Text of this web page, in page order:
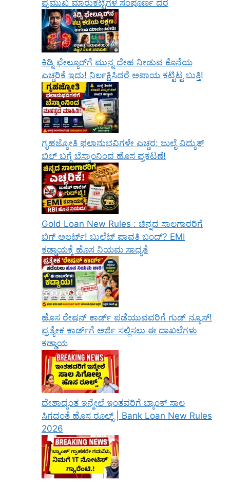
ಪ್ರಮುಖ ಮಾರುಕಟ್ಟೆಗಳ ಸಂಪೂರ್ಣ ದರ
ಕಿಡ್ನಿ ಫೇಲ್ಯೂರ್‌ಗೆ ಮುನ್ನ ದೇಹ ನೀಡುವ ಕೊನೆಯ
ಎಚ್ಚರಿಕೆ ಇದು! ನಿರ್ಲಕ್ಷಿಸಿದರೆ ಅಪಾಯ ಕಟ್ಟಿಟ್ಟ ಬುತ್ತಿ!
ಗೃಹಜ್ಯೋತಿ ಫಲಾನುಭವಿಗಳೇ ಎಚ್ಚರ: ಜುಲೈ ವಿದ್ಯುತ್
ಬಿಲ್ ಬಗ್ಗೆ ಬೆಸ್ಕಾಂನಿಂದ ಹೊಸ ಪ್ರಕಟಣೆ!
Gold Loan New Rules : ಚಿನ್ನದ ಸಾಲಗಾರರಿಗೆ
ಬಿಗ್ ಅಲರ್ಟ್! ಬುಲೆಟ್ ಪಾವತಿ ಬಂದ್? EMI
ಕಡ್ಡಾಯಕ್ಕೆ ಹೊಸ ನಿಯಮ ಸಾಧ್ಯತೆ
ಹೊಸ ರೇಷನ್ ಕಾರ್ಡ್ ಪಡೆಯುವವರಿಗೆ ಗುಡ್ ನ್ಯೂಸ್!
ಪ್ರತ್ಯೇಕ ಕಾರ್ಡ್‌ಗೆ ಅರ್ಜಿ ಸಲ್ಲಿಸಲು ಈ ದಾಖಲೆಗಳು
ಕಡ್ಡಾಯ
ದೇಶಾದ್ಯಂತ ಇನ್ಮೇಲೆ ಇಂತವರಿಗೆ ಬ್ಯಾಂಕ್ ಸಾಲ
ಸಿಗದಂತೆ ಹೊಸ ರೂಲ್ಸ್ | Bank Loan New Rules
2026